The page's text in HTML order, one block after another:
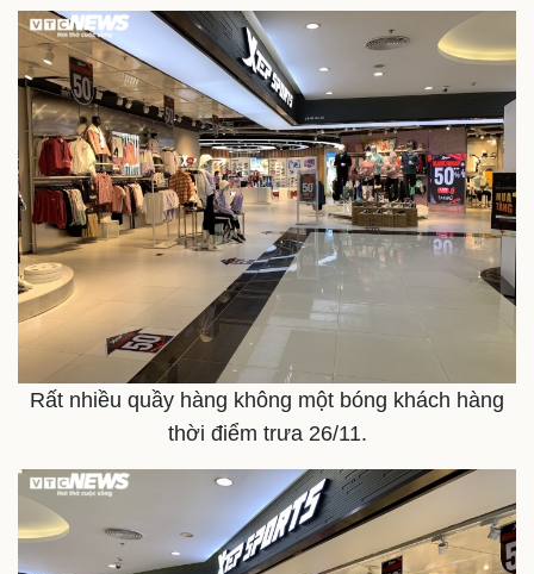
Thể thao
Ô tô - Xe máy
Rất nhiều quầy hàng không một bóng khách hàng
thời điểm trưa 26/11.